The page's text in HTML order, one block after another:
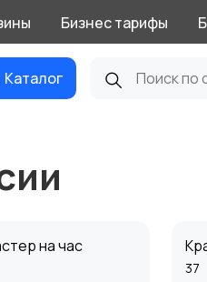
Бизнес тарифы
Каталог
на час
37